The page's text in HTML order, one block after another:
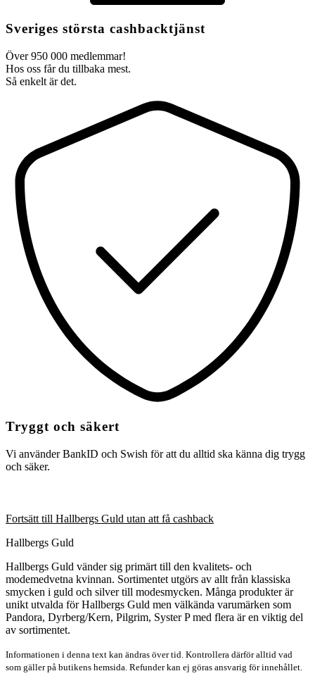
Sveriges största cashbacktjänst
Över 950 000 medlemmar!
Hos oss får du tillbaka mest.
Så enkelt är det.
Tryggt och säkert
Vi använder BankID och Swish för att du alltid ska känna dig trygg
och säker.
Fortsätt till Hallbergs Guld utan att få cashback
Hallbergs Guld
Hallbergs Guld vänder sig primärt till den kvalitets- och
modemedvetna kvinnan. Sortimentet utgörs av allt från klassiska
smycken i guld och silver till modesmycken. Många produkter är
unikt utvalda för Hallbergs Guld men välkända varumärken som
Pandora, Dyrberg/Kern, Pilgrim, Syster P med flera är en viktig del
av sortimentet.
Informationen i denna text kan ändras över tid. Kontrollera därför alltid vad
som gäller på butikens hemsida. Refunder kan ej göras ansvarig för innehållet.